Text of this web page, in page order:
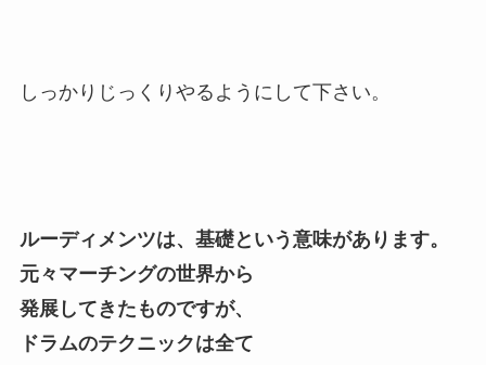
しっかりじっくりやるようにして下さい。
ルーディメンツは、基礎という意味があります。
元々マーチングの世界から
発展してきたものですが、
ドラムのテクニックは全て